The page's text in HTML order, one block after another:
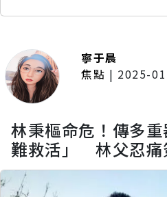
寧于晨
焦點 | 2025-
林秉樞命危！傳多
難救活」 林父忍痛